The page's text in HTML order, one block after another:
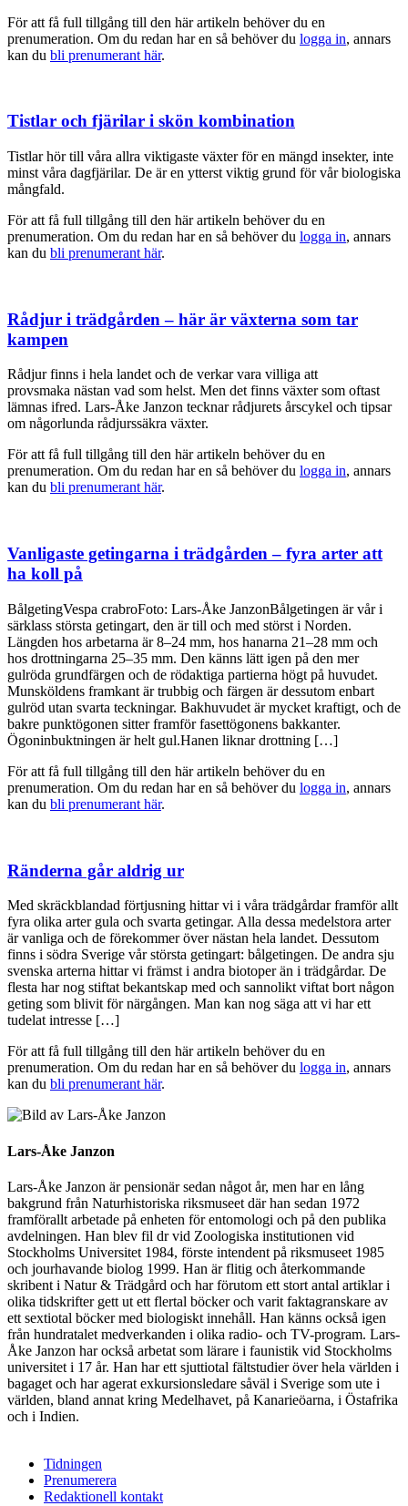
För att få full tillgång till den här artikeln behöver du en
prenumeration. Om du redan har en så behöver du logga in, annars
kan du bli prenumerant här.
Tistlar och fjärilar i skön kombination
Tistlar hör till våra allra viktigaste växter för en mängd insekter, inte
minst våra dagfjärilar. De är en ytterst viktig grund för vår biologiska
mångfald.
För att få full tillgång till den här artikeln behöver du en
prenumeration. Om du redan har en så behöver du logga in, annars
kan du bli prenumerant här.
Rådjur i trädgården – här är växterna som tar
kampen
Rådjur finns i hela landet och de verkar vara villiga att
provsmaka nästan vad som helst. Men det finns växter som oftast
lämnas ifred. Lars-Åke Janzon tecknar rådjurets årscykel och tipsar
om någorlunda rådjurssäkra växter.
För att få full tillgång till den här artikeln behöver du en
prenumeration. Om du redan har en så behöver du logga in, annars
kan du bli prenumerant här.
Vanligaste getingarna i trädgården – fyra arter att
ha koll på
BålgetingVespa crabroFoto: Lars-Åke JanzonBålgetingen är vår i
särklass största getingart, den är till och med störst i Norden.
Längden hos arbetarna är 8–24 mm, hos hanarna 21–28 mm och
hos drottningarna 25–35 mm. Den känns lätt igen på den mer
gulröda grundfärgen och de rödaktiga partierna högt på huvudet.
Munsköldens framkant är trubbig och färgen är dessutom enbart
gulröd utan svarta teckningar. Bakhuvudet är mycket kraftigt, och de
bakre punktögonen sitter framför fasettögonens bakkanter.
Ögoninbuktningen är helt gul.Hanen liknar drottning […]
För att få full tillgång till den här artikeln behöver du en
prenumeration. Om du redan har en så behöver du logga in, annars
kan du bli prenumerant här.
Ränderna går aldrig ur
Med skräckblandad förtjusning hittar vi i våra trädgårdar framför allt
fyra olika arter gula och svarta getingar. Alla dessa medelstora arter
är vanliga och de förekommer över nästan hela landet. Dessutom
finns i södra Sverige vår största getingart: bålgetingen. De andra sju
svenska arterna hittar vi främst i andra biotoper än i trädgårdar. De
flesta har nog stiftat bekantskap med och sannolikt viftat bort någon
geting som blivit för närgången. Man kan nog säga att vi har ett
tudelat intresse […]
För att få full tillgång till den här artikeln behöver du en
prenumeration. Om du redan har en så behöver du logga in, annars
kan du bli prenumerant här.
Lars-Åke Janzon
Lars-Åke Janzon är pensionär sedan något år, men har en lång
bakgrund från Naturhistoriska riksmuseet där han sedan 1972
framförallt arbetade på enheten för entomologi och på den publika
avdelningen. Han blev fil dr vid Zoologiska institutionen vid
Stockholms Universitet 1984, förste intendent på riksmuseet 1985
och jour­havande biolog 1999. Han är flitig och återkommande
skribent i Natur & Trädgård och har förutom ett stort antal artiklar i
olika tidskrifter gett ut ett flertal böcker och varit faktagranskare av
ett sextiotal böcker med biologiskt innehåll. Han känns också igen
från hundratalet medverkanden i olika radio- och TV-program. Lars-
Åke Janzon har också arbetat som lärare i faunistik vid Stockholms
universitet i 17 år. Han har ett sjuttiotal fältstudier över hela världen i
bagaget och har agerat exkursionsledare såväl i Sverige som ute i
världen, bland annat kring Medelhavet, på Kanarieöarna, i Östafrika
och i Indien.
Tidningen
Prenumerera
Redaktionell kontakt